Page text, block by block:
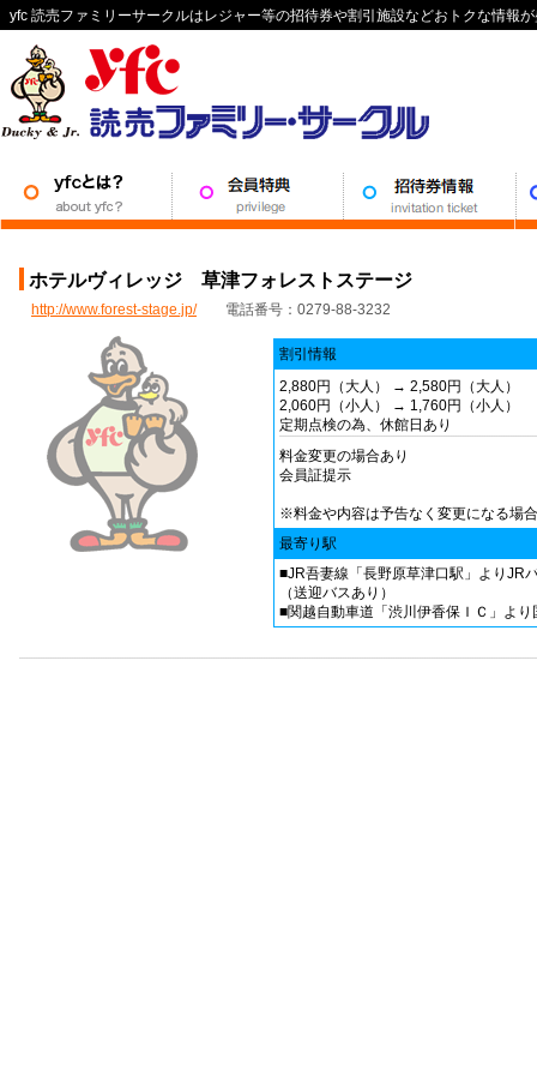
yfc 読売ファミリーサークルはレジャー等の招待券や割引施設などおトクな情報
ホテルヴィレッジ 草津フォレストステージ
http://www.forest-stage.jp/電話番号：0279-88-3232
割引情報
2,880円（大人） → 2,580円（大人）
2,060円（小人） → 1,760円（小人）
定期点検の為、休館日あり
料金変更の場合あり
会員証提示
※料金や内容は予告なく変更になる場
最寄り駅
■JR吾妻線「長野原草津口駅」よりJR
（送迎バスあり）
■関越自動車道「渋川伊香保ＩＣ」よ